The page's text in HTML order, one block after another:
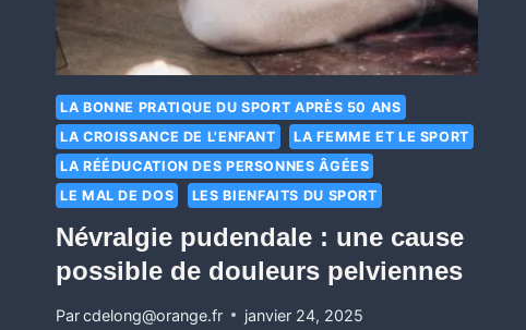
LA BONNE PRATIQUE DU SPORT APRÈS 50 ANS
LA CROISSANCE DE L'ENFANT
LA FEMME ET LE SPORT
LA RÉÉDUCATION DES PERSONNES ÂGÉES
LE MAL DE DOS
LES BIENFAITS DU SPORT
Névralgie pudendale : une cause
possible de douleurs pelviennes
Parcdelong@orange.fr janvier 24, 2025